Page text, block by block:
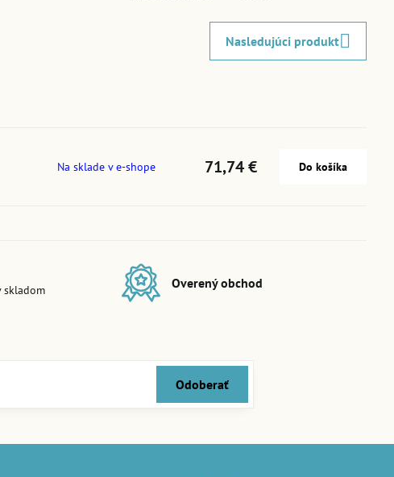
Nasledujúci produkt
Na sklade v e-shope 71,74 € Do košíka
skladom Overený obchod
Odoberať